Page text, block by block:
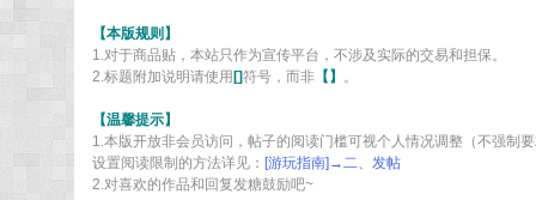
英
【本版规则】
1.对于商品贴，本站只作为宣传平台，不涉及实际的交易和担保。
2.标题附加说明请使用 []符号，而非 【】 。
【温馨提示】
1.本版开放非会员访问，帖子的阅读门槛可视个人情况调整（不强制
设置阅读限制的方法详见： [游玩指南]→二、发帖
2.对喜欢的作品和回复发糖鼓励吧~